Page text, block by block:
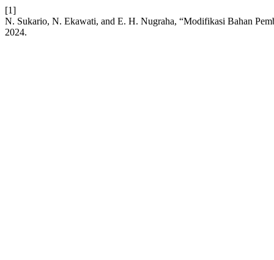
[1]
N. Sukario, N. Ekawati, and E. H. Nugraha, “Modifikasi Bahan
2024.